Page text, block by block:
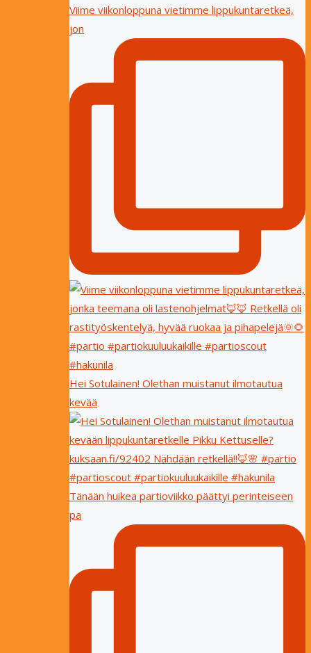
Viime viikonloppuna vietimme lippukuntaretkeä,
jon
Hei Sotulainen! Olethan muistanut ilmotautua
kevää
Tänään huikea partioviikko päättyi perinteiseen
pa